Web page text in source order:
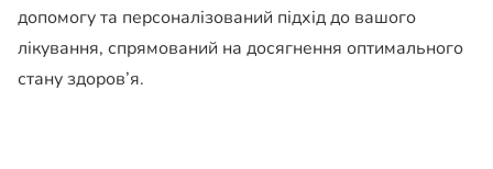
допомогу та персоналізований підхід до вашого
лікування, спрямований на досягнення оптимального
стану здоров’я.